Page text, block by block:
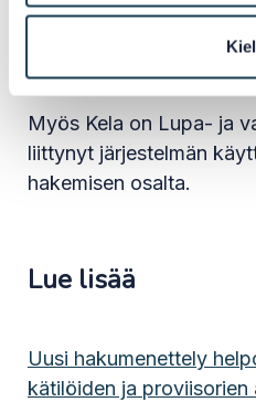
vastuullaan olevien
liittämistä järjestelmään
Myös Kela on Lupa- ja
liittynyt järjestelmän
hakemisen osalta.
Lue lisää
Uusi hakumenettely
kätilöiden ja proviisorien